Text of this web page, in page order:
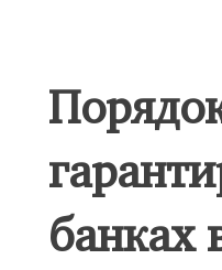
банках